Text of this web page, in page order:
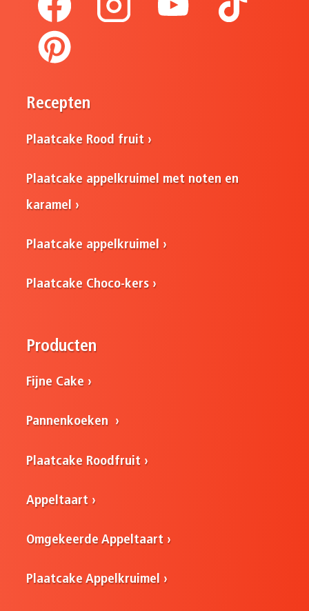
Recepten
Plaatcake Rood fruit
Plaatcake appelkruimel met noten en
karamel
Plaatcake appelkruimel
Plaatcake Choco-kers
Producten
Fijne Cake
Pannenkoeken
Plaatcake Roodfruit
Appeltaart
Omgekeerde Appeltaart
Plaatcake Appelkruimel